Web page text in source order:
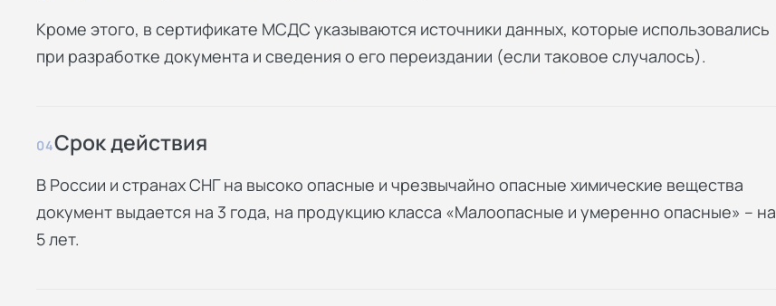
Кроме этого, в сертификате МСДС указываются источники данных, которые использовались
при разработке документа и сведения о его переиздании (если таковое случалось).
04Срок действия
В России и странах СНГ на высоко опасные и чрезвычайно опасные химические вещества
документ выдается на 3 года, на продукцию класса «Малоопасные и умеренно опасные» – на
5 лет.